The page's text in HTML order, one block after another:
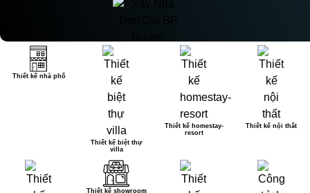
Thiết kế nhà phố
Thiết kế biệt thự
villa
Thiết kế homestay-
resort
Thiết kế nội thất
Thiết kế showroom